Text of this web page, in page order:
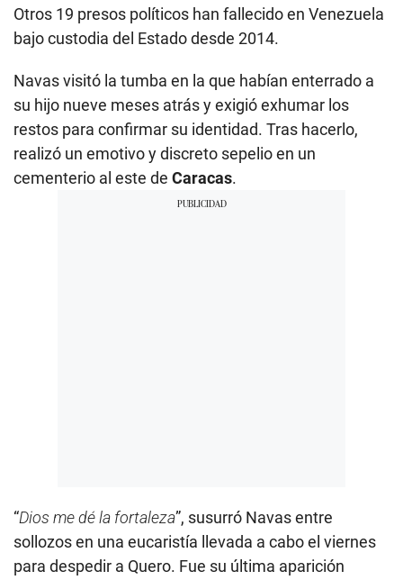
Otros 19 presos políticos han fallecido en Venezuela
bajo custodia del Estado desde 2014.
Navas visitó la tumba en la que habían enterrado a
su hijo nueve meses atrás y exigió exhumar los
restos para confirmar su identidad. Tras hacerlo,
realizó un emotivo y discreto sepelio en un
cementerio al este de Caracas.
“Dios me dé la fortaleza”, susurró Navas entre
sollozos en una eucaristía llevada a cabo el viernes
para despedir a Quero. Fue su última aparición